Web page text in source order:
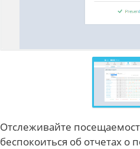
Отслеживайте
беспокоиться об отчетах